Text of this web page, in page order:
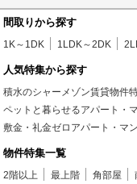
間取りから探す
1K～1DK 1LDK～2DK
人気特集から探す
積水のシャーメゾン賃貸物件
ペットと暮らせるアパート・
敷金・礼金ゼロアパート・マ
物件特集一覧
2階以上 最上階 角部屋